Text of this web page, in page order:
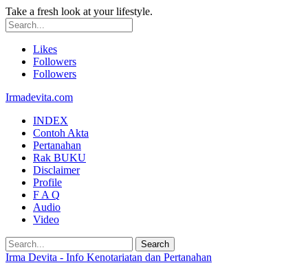
Take a fresh look at your lifestyle.
Likes
Followers
Followers
Irmadevita.com
INDEX
Contoh Akta
Pertanahan
Rak BUKU
Disclaimer
Profile
F A Q
Audio
Video
Irma Devita - Info Kenotariatan dan Pertanahan